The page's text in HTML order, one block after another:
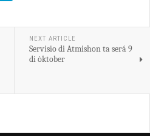
NEXT ARTICLE
Servisio di Atmishon ta será 9
di òktober